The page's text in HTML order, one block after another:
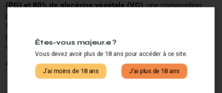
(PG) et 80% de glycérine végétale (VG), une composition
particulièrement appréciée des amateurs de vapeur dense. Le
format généreux de 500 ml permet de réaliser de nombreuses
préparations et représente une solution économique pour les
vapoteurs réguliers.
Avantages du ratio 20/80
Production de vapeur abondante et dense
Êtes-vous majeur.e ?
Vous devez avoir plus de 18 ans pour accéder à ce site.
J'ai moins de 18 ans J'ai plus de 18 ans